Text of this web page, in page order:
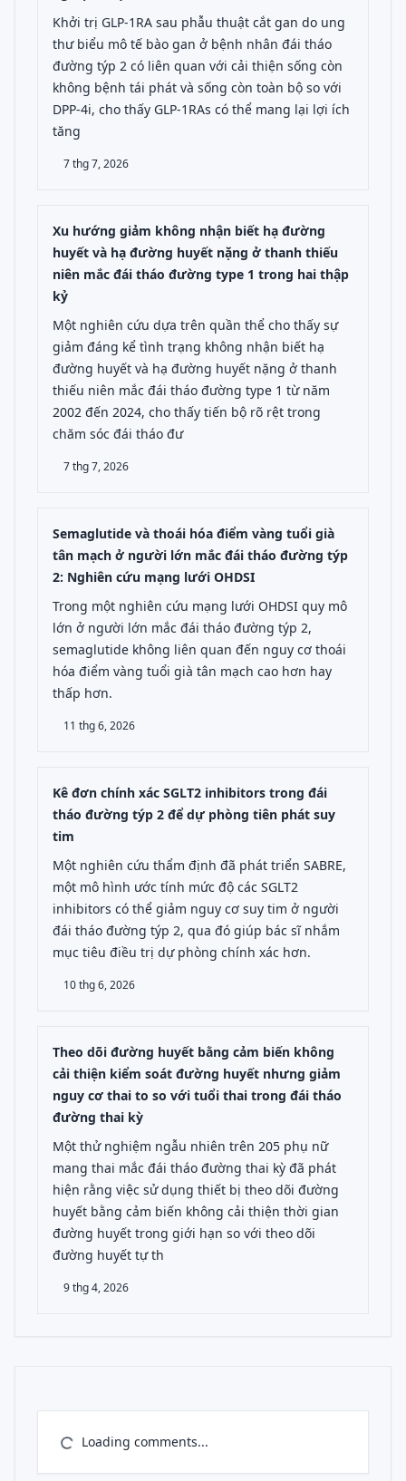
Khởi trị GLP-1RA sau phẫu thuật cắt gan do ung
thư biểu mô tế bào gan ở bệnh nhân đái tháo
đường týp 2 có liên quan với cải thiện sống còn
không bệnh tái phát và sống còn toàn bộ so với
DPP-4i, cho thấy GLP-1RAs có thể mang lại lợi ích
tăng
7 thg 7, 2026
Xu hướng giảm không nhận biết hạ đường
huyết và hạ đường huyết nặng ở thanh thiếu
niên mắc đái tháo đường type 1 trong hai thập
kỷ
Một nghiên cứu dựa trên quần thể cho thấy sự
giảm đáng kể tình trạng không nhận biết hạ
đường huyết và hạ đường huyết nặng ở thanh
thiếu niên mắc đái tháo đường type 1 từ năm
2002 đến 2024, cho thấy tiến bộ rõ rệt trong
chăm sóc đái tháo đư
7 thg 7, 2026
Semaglutide và thoái hóa điểm vàng tuổi già
tân mạch ở người lớn mắc đái tháo đường týp
2: Nghiên cứu mạng lưới OHDSI
Trong một nghiên cứu mạng lưới OHDSI quy mô
lớn ở người lớn mắc đái tháo đường týp 2,
semaglutide không liên quan đến nguy cơ thoái
hóa điểm vàng tuổi già tân mạch cao hơn hay
thấp hơn.
11 thg 6, 2026
Kê đơn chính xác SGLT2 inhibitors trong đái
tháo đường týp 2 để dự phòng tiên phát suy
tim
Một nghiên cứu thẩm định đã phát triển SABRE,
một mô hình ước tính mức độ các SGLT2
inhibitors có thể giảm nguy cơ suy tim ở người
đái tháo đường týp 2, qua đó giúp bác sĩ nhắm
mục tiêu điều trị dự phòng chính xác hơn.
10 thg 6, 2026
Theo dõi đường huyết bằng cảm biến không
cải thiện kiểm soát đường huyết nhưng giảm
nguy cơ thai to so với tuổi thai trong đái tháo
đường thai kỳ
Một thử nghiệm ngẫu nhiên trên 205 phụ nữ
mang thai mắc đái tháo đường thai kỳ đã phát
hiện rằng việc sử dụng thiết bị theo dõi đường
huyết bằng cảm biến không cải thiện thời gian
đường huyết trong giới hạn so với theo dõi
đường huyết tự th
9 thg 4, 2026
Loading comments...